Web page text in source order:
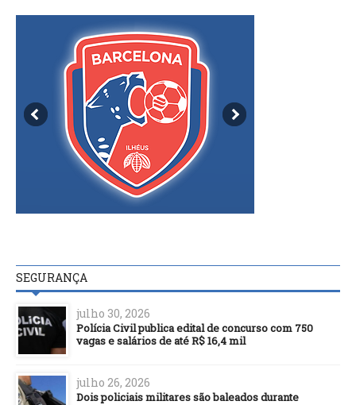
SEGURANÇA
julho 30, 2026
Polícia Civil publica edital de concurso com 750
vagas e salários de até R$ 16,4 mil
julho 26, 2026
Dois policiais militares são baleados durante